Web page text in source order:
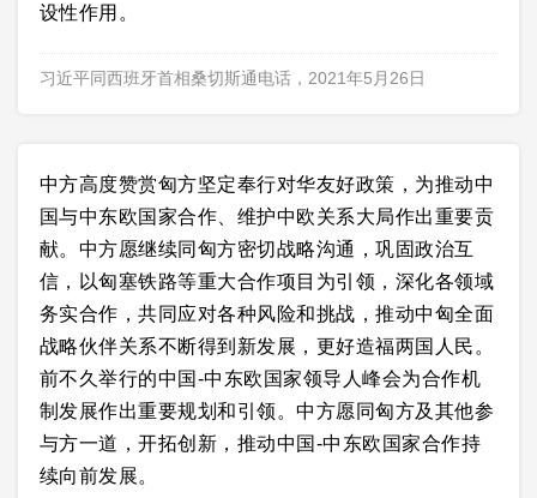
设性作用。
习近平同西班牙首相桑切斯通电话，2021年5月26日
中方高度赞赏匈方坚定奉行对华友好政策，为推动中
国与中东欧国家合作、维护中欧关系大局作出重要贡
献。中方愿继续同匈方密切战略沟通，巩固政治互
信，以匈塞铁路等重大合作项目为引领，深化各领域
务实合作，共同应对各种风险和挑战，推动中匈全面
战略伙伴关系不断得到新发展，更好造福两国人民。
前不久举行的中国-中东欧国家领导人峰会为合作机
制发展作出重要规划和引领。中方愿同匈方及其他参
与方一道，开拓创新，推动中国-中东欧国家合作持
续向前发展。